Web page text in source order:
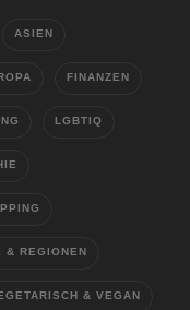
ASIEN
FINANZEN
LGBTIQ
& REGIONEN
& VEGAN